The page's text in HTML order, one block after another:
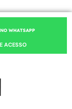
WHATSAPP
ACESSO